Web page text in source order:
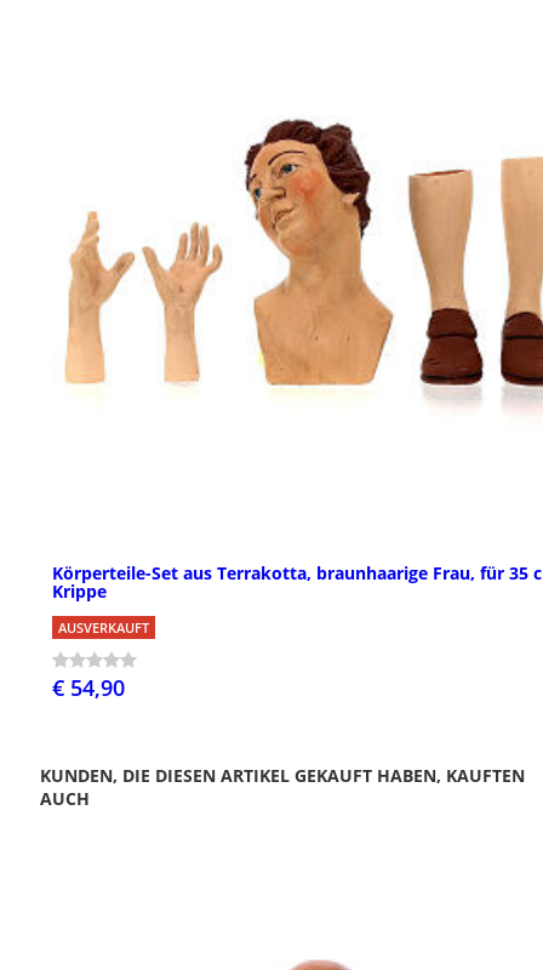
Körperteile-Set aus Terrakotta, braunhaarige Frau, für 35
Krippe
AUSVERKAUFT
€ 54,90
KUNDEN, DIE DIESEN ARTIKEL GEKAUFT HABEN, KAUFTEN
AUCH